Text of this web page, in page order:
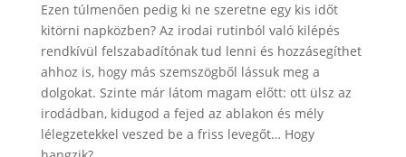
Ezen túlmenően pedig ki ne szeretne egy kis időt
kitörni napközben? Az irodai rutinból való kilépés
rendkívül felszabadítónak tud lenni és hozzásegíthet
ahhoz is, hogy más szemszögből lássuk meg a
dolgokat. Szinte már látom magam előtt: ott ülsz az
irodádban, kidugod a fejed az ablakon és mély
lélegzetekkel veszed be a friss levegőt… Hogy